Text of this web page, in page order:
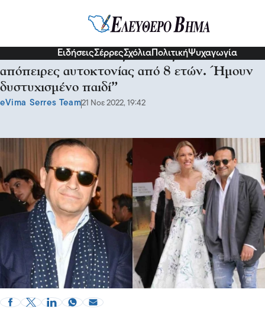
ΕιδήσειςΣέρρεςΣχόλια ΠολιτικήΨυχαγωγία
Καθηλώνει ο Βασίλης Ζούλιας: “Έκανα
απόπειρες αυτοκτονίας από 8 ετών. Ήμουν
δυστυχισμένο παιδί”
eVima Serres Team21 Νοε 2022, 19:42